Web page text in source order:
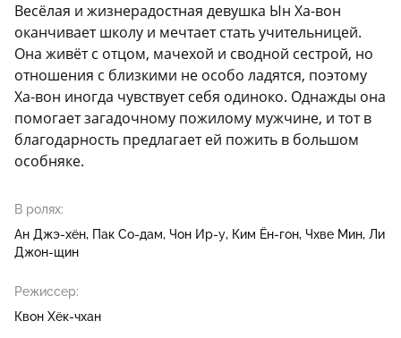
Весёлая и жизнерадостная девушка Ын Ха-вон
оканчивает школу и мечтает стать учительницей.
Она живёт с отцом, мачехой и сводной сестрой, но
отношения с близкими не особо ладятся, поэтому
Ха-вон иногда чувствует себя одиноко. Однажды она
помогает загадочному пожилому мужчине, и тот в
благодарность предлагает ей пожить в большом
особняке.
В ролях:
Ан Джэ-хён Пак Со-дам Чон Ир-у Ким Ён-гон Чхве Мин Ли
Джон-щин
Режиссер:
Квон Хёк-чхан